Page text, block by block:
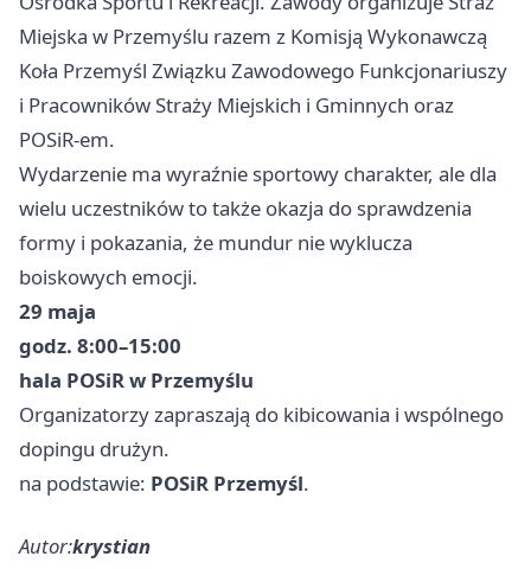
Miejska w Przemyślu razem z Komisją Wykonawczą
Koła Przemyśl Związku Zawodowego Funkcjonariuszy
i Pracowników Straży Miejskich i Gminnych oraz
POSiR-em.
Wydarzenie ma wyraźnie sportowy charakter, ale dla
wielu uczestników to także okazja do sprawdzenia
formy i pokazania, że mundur nie wyklucza
boiskowych emocji.
29 maja
godz. 8:00–15:00
hala POSiR w Przemyślu
Organizatorzy zapraszają do kibicowania i wspólnego
dopingu drużyn.
na podstawie: POSiR Przemyśl.
Autor:krystian